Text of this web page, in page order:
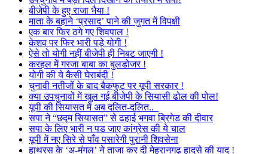
बीजेपी के हुए राजा भैया !
माता के बहाने ‘प्रसाद’ पाने की जुगत में विपक्षी
एक बार फिर ठगे गए शिवपाल !
केशव पर फिर भारी पड़े योगी !
ऐसे तो योगी नहीं बीजेपी ही निबट जाएगी !
करहल में गरजा बाबा का बुलडोजर !
योगी की ये कैसी घेराबंदी !
चुनावी नतीजों के बाद बैकफुट पर यूपी सरकार !
क्या उपचुनावों में खुल गई बीजेपी के सियासी ढोल की पोल!
यूपी की सियासत में अब दलित-दलित..
सपा ने “छद्म सियासत” से ढहाई भगवा ब्रिगेड की दीवार
सपा के लिए भारी न पड जाए कांग्रेस की ये चाल
यूपी में नए सिरे से पाँव पसारेगी पुरानी शिवसेना
हाथरस के ‘अ-मंगल’ ने ताजा कर दी मेहरानगढ़ हादसे की याद !